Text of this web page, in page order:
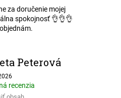
za doručenie mojej
spokojnosť 👌👌👌
Peterová
obchodu je 5 z 5 hviezdičiek.
recenzia